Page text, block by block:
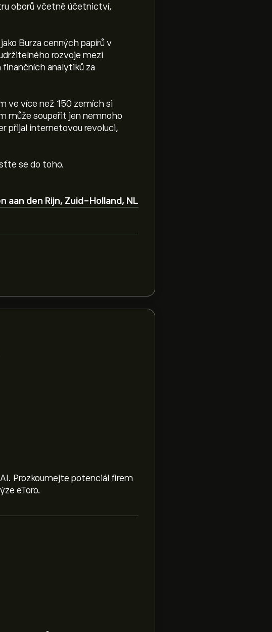
oborů včetně účetnictví,
Burza cenných papírů v
rozvoje mezi
analytiků za
ve více než 150 zemích si
může soupeřit jen nemnoho
přijal internetovou revoluci,
se do toho.
aan den Rijn, Zuid-Holland, NL
Prozkoumejte potenciál firem
eToro.